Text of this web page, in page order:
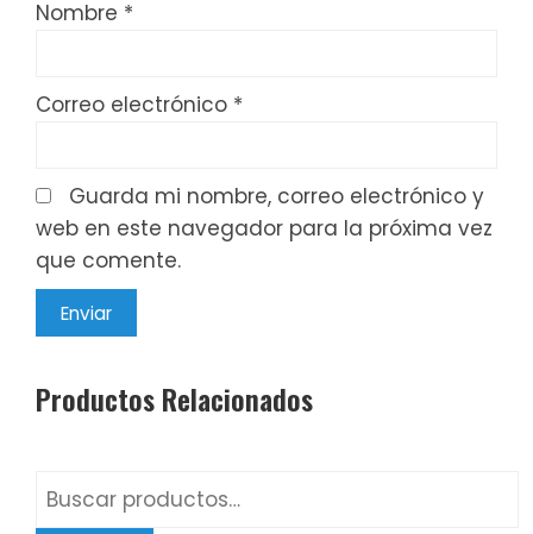
Nombre *
Correo electrónico *
Guarda mi nombre, correo electrónico y
web en este navegador para la próxima vez
que comente.
Productos Relacionados
Buscar